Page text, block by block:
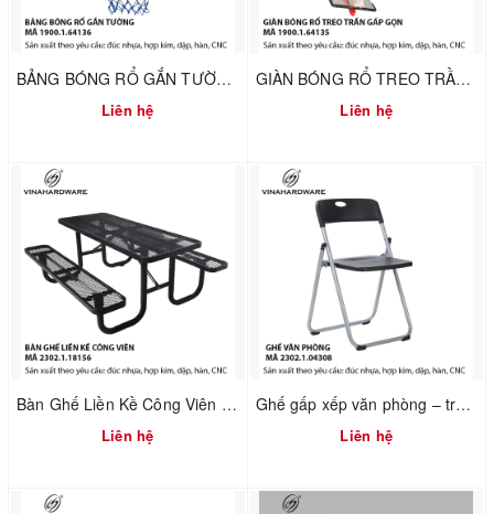
BẢNG BÓNG RỔ GẮN TƯỜNG – MÃ 1900.1.64136
Liên hệ
GIÀN BÓNG RỔ TREO TRẦN GẤP GỌN – MÃ 1900.1.64135
Liên hệ
Bàn Ghế Liền Kề Công Viên – Mã 2302.1.18158
Liên hệ
Ghế gấp xếp văn phòng – trường học Vinahardware – Mã 2302.1.04308
Liên hệ